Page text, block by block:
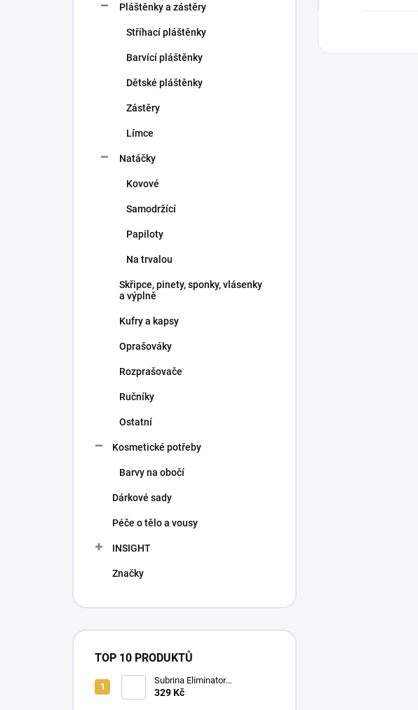
Pláštěnky a zástěry
Stříhací pláštěnky
Barvící pláštěnky
Dětské pláštěnky
Zástěry
Límce
Natáčky
Kovové
Samodržící
Papiloty
Na trvalou
Skřipce, pinety, sponky, vlásenky
a výplně
Kufry a kapsy
Oprašováky
Rozprašovače
Ručníky
Ostatní
Kosmetické potřeby
Barvy na obočí
Dárkové sady
Péče o tělo a vousy
INSIGHT
Značky
TOP 10 PRODUKTŮ
Subrina Eliminator
odstraňovač barvy 2 x 100 ml
329 Kč